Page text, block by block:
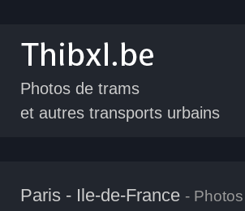
Photos de trams
et autres transports urbains
Paris - Ile-de-France -